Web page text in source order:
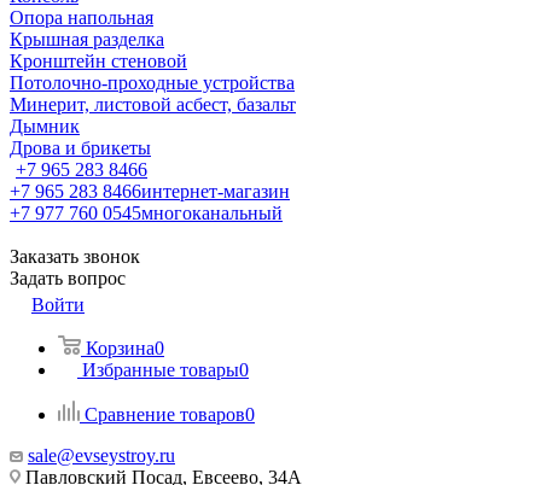
Опора напольная
Крышная разделка
Кронштейн стеновой
Потолочно-проходные устройства
Минерит, листовой асбест, базальт
Дымник
Дрова и брикеты
+7 965 283 8466
+7 965 283 8466интернет-магазин
+7 977 760 0545многоканальный
Заказать звонок
Задать вопрос
Войти
Корзина0
Избранные товары0
Сравнение товаров0
sale@evseystroy.ru
Павловский Посад, Евсеево, 34А